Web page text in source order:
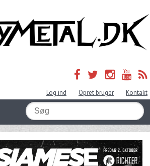
Log ind Opret bruger Kontakt